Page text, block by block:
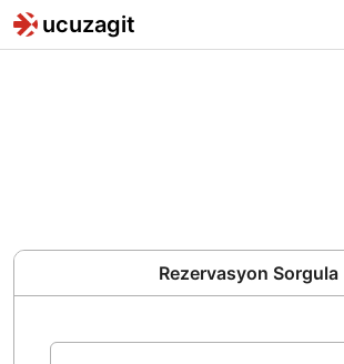
ucuzagit
Rezervasyon Sorgula